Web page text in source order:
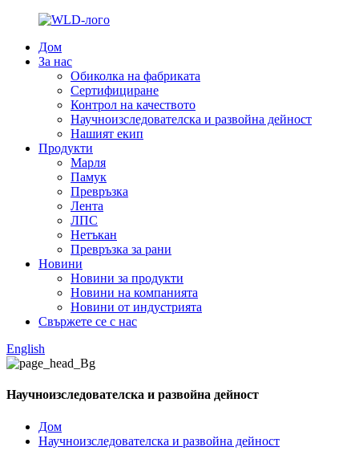
Дом
За нас
Обиколка на фабриката
Сертифициране
Контрол на качеството
Научноизследователска и развойна дейност
Нашият екип
Продукти
Марля
Памук
Превръзка
Лента
ЛПС
Нетъкан
Превръзка за рани
Новини
Новини за продукти
Новини на компанията
Новини от индустрията
Свържете се с нас
English
Научноизследователска и развойна дейност
Дом
Научноизследователска и развойна дейност